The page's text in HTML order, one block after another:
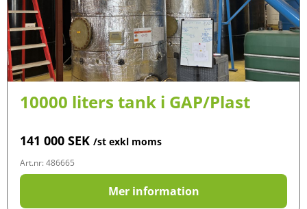
10000 liters tank i GAP/Plast
141 000 SEK /st exkl moms
Art.nr: 486665
Mer information